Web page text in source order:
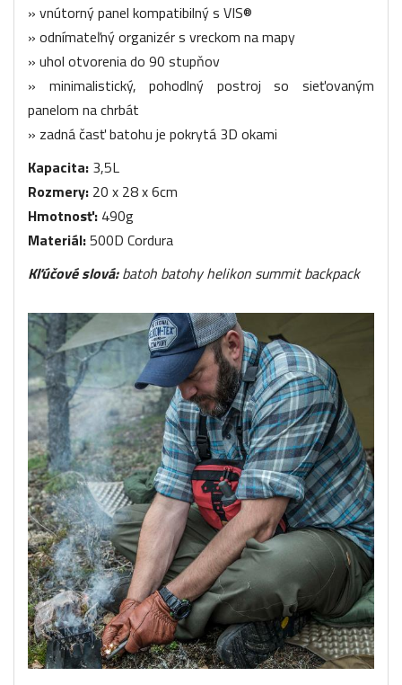
» vnútorný panel kompatibilný s VIS®
» odnímateľný organizér s vreckom na mapy
» uhol otvorenia do 90 stupňov
» minimalistický, pohodlný postroj so sieťovaným
panelom na chrbát
» zadná časť batohu je pokrytá 3D okami
Kapacita: 3,5L
Rozmery: 20 x 28 x 6cm
Hmotnosť: 490g
Materiál:500D Cordura
Kľúčové slová:batoh batohy helikon summit backpack